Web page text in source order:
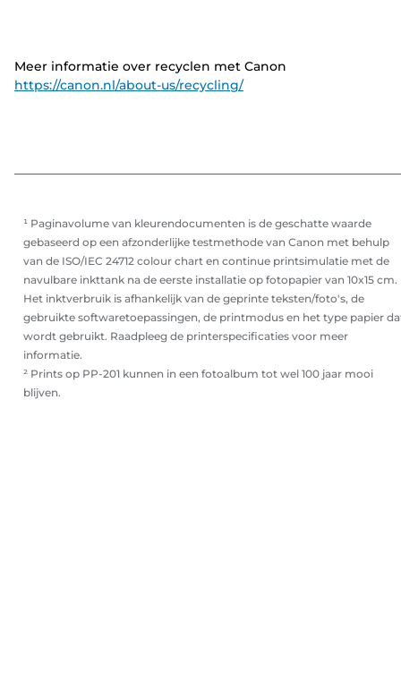
Meer informatie over recyclen met Canon
https://canon.nl/about-us/recycling/
¹ Paginavolume van kleurendocumenten is de geschatte waarde
gebaseerd op een afzonderlijke testmethode van Canon met behulp
van de ISO/IEC 24712 colour chart en continue printsimulatie met de
navulbare inkttank na de eerste installatie op fotopapier van 10x15 cm.
Het inktverbruik is afhankelijk van de geprinte teksten/foto's, de
gebruikte softwaretoepassingen, de printmodus en het type papier
wordt gebruikt. Raadpleeg de printerspecificaties voor meer
informatie.
² Prints op PP-201 kunnen in een fotoalbum tot wel 100 jaar mooi
blijven.